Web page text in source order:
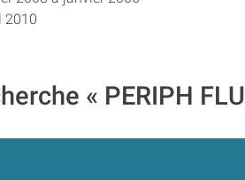
2010
« PERIPH